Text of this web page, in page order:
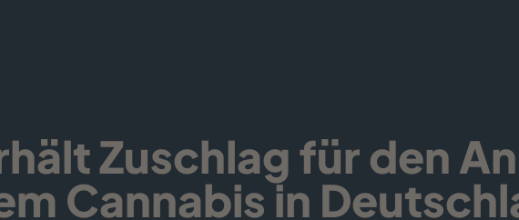
Zuschlag für den
Cannabis in